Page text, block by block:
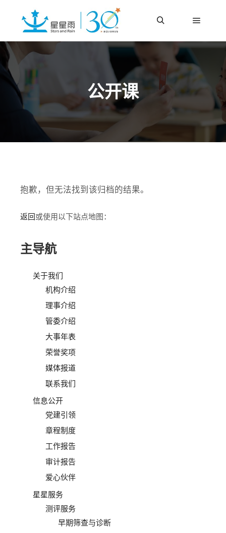
公开课
抱歉，但无法找到该归档的结果。
返回或使用以下站点地图：
主导航
关于我们
机构介绍
理事介绍
管委介绍
大事年表
荣誉奖项
媒体报道
联系我们
信息公开
党建引领
章程制度
工作报告
审计报告
爱心伙伴
星星服务
测评服务
早期筛查与诊断